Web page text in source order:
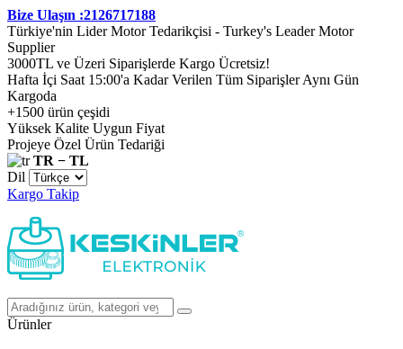
Bize Ulaşın :2126717188
Türkiye'nin Lider Motor Tedarikçisi - Turkey's Leader Motor
Supplier
3000TL ve Üzeri Siparişlerde Kargo Ücretsiz!
Hafta İçi Saat 15:00'a Kadar Verilen Tüm Siparişler Aynı Gün
Kargoda
+1500 ürün çeşidi
Yüksek Kalite Uygun Fiyat
Projeye Özel Ürün Tedariği
TR − TL
Dil
Kargo Takip
Ürünler